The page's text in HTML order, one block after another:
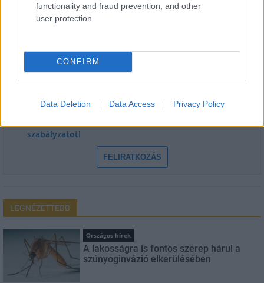
functionality and fraud prevention, and other
user protection.
CONFIRM
Data Deletion Data Access Privacy Policy
HÍRLEVÉL
E-mail cím
szabályzatot!
FELIRATKOZÁS
LEGNÉZETTEBB
Országos hírek
A lakosságra is fontos szerep hárul a
szúnyoginvázió elkerülésében